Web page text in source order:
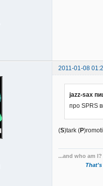
2011-01-08
jazz-sax
про SPRS
(S)tark (P
...and who am I?
That's